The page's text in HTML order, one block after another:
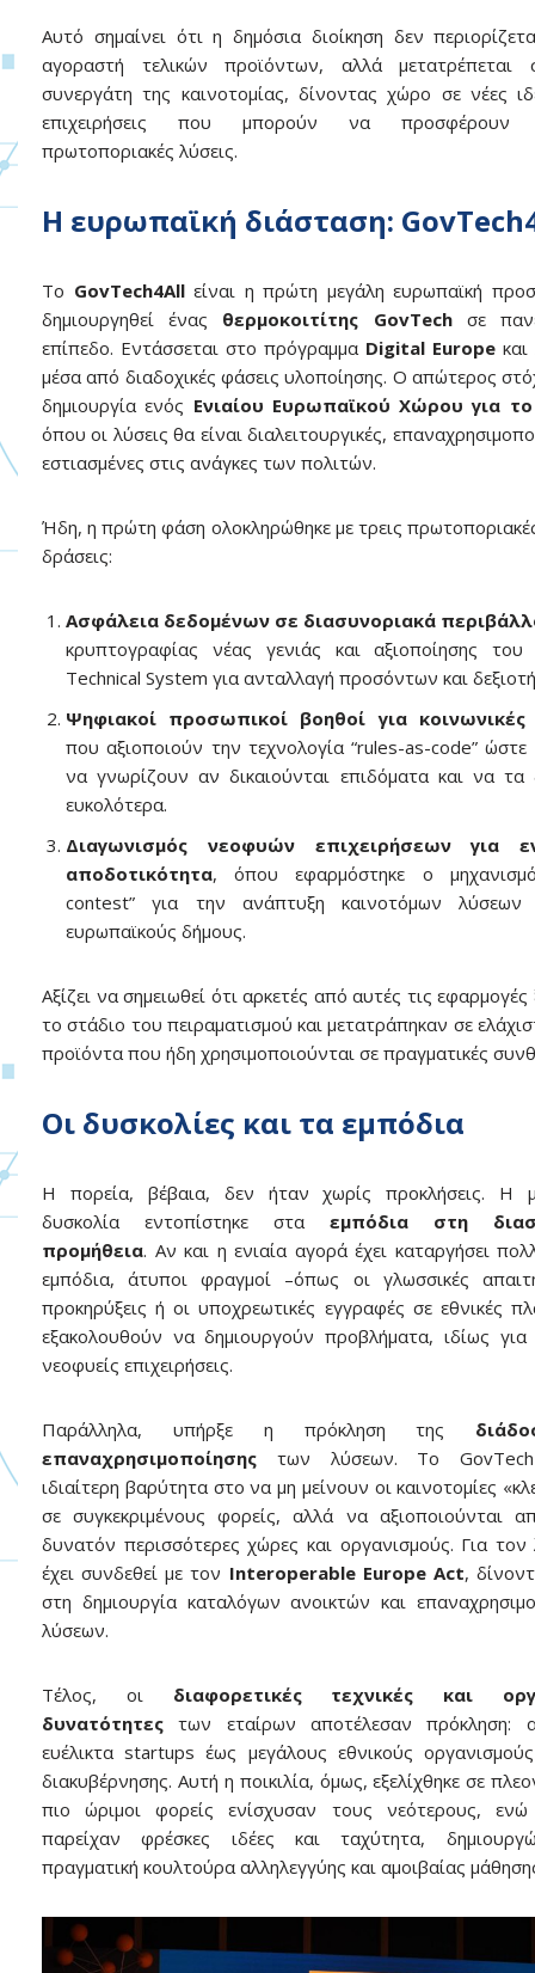
Αυτό σημαίνει ότι η δημόσια διοίκηση δεν
αγοραστή τελικών προϊόντων, αλλά μετατρέπεται
συνεργάτη της καινοτομίας, δίνοντας χώρο σε νέες
επιχειρήσεις που μπορούν να προσφέρουν
πρωτοποριακές λύσεις.
Η ευρωπαϊκή διάσταση:
Το GovTech4Allείναι η πρώτη μεγάλη ευρωπαϊκή
δημιουργηθεί ένας θερμοκοιτίτης GovTechσε
επίπεδο. Εντάσσεται στο πρόγραμμα Digital Europe και
μέσα από διαδοχικές φάσεις υλοποίησης. Ο απώτερος
δημιουργία ενός Ενιαίου Ευρωπαϊκού Χώρου για
όπου οι λύσεις θα είναι διαλειτουργικές,
εστιασμένες στις ανάγκες των πολιτών.
Ήδη, η πρώτη φάση ολοκληρώθηκε με τρεις
δράσεις:
Ασφάλεια δεδομένων σε διασυνοριακά
κρυπτογραφίας νέας γενιάς και αξιοποίησης του
Technical System για ανταλλαγή προσόντων και
Ψηφιακοί προσωπικοί βοηθοί για
που αξιοποιούν την τεχνολογία “rules-as-code” ώστε
να γνωρίζουν αν δικαιούνται επιδόματα και να τα
ευκολότερα.
Διαγωνισμός νεοφυών επιχειρήσεων για
αποδοτικότητα, όπου εφαρμόστηκε ο
contest” για την ανάπτυξη καινοτόμων
ευρωπαϊκούς δήμους.
Αξίζει να σημειωθεί ότι αρκετές από αυτές τις
το στάδιο του πειραματισμού και μετατράπηκαν σε
προϊόντα που ήδη χρησιμοποιούνται σε πραγματικές
Οι δυσκολίες και τα εμπόδια
Η πορεία, βέβαια, δεν ήταν χωρίς προκλήσεις. Η
δυσκολία εντοπίστηκε στα εμπόδια στη
προμήθεια. Αν και η ενιαία αγορά έχει καταργήσει
εμπόδια, άτυποι φραγμοί –όπως οι γλωσσικές
προκηρύξεις ή οι υποχρεωτικές εγγραφές σε εθνικές
εξακολουθούν να δημιουργούν προβλήματα, ιδίως για
νεοφυείς επιχειρήσεις.
Παράλληλα, υπήρξε η πρόκληση της
επαναχρησιμοποίησης των λύσεων. Το
ιδιαίτερη βαρύτητα στο να μη μείνουν οι καινοτομίες
σε συγκεκριμένους φορείς, αλλά να αξιοποιούνται
δυνατόν περισσότερες χώρες και οργανισμούς. Για
έχει συνδεθεί με τον Interoperable Europe Act,
στη δημιουργία καταλόγων ανοικτών και
λύσεων.
Τέλος, οι διαφορετικές τεχνικές και
δυνατότητες των εταίρων αποτέλεσαν πρόκληση:
ευέλικτα startups έως μεγάλους εθνικούς
διακυβέρνησης. Αυτή η ποικιλία, όμως, εξελίχθηκε σε
πιο ώριμοι φορείς ενίσχυσαν τους νεότερους, ενώ
παρείχαν φρέσκες ιδέες και ταχύτητα,
πραγματική κουλτούρα αλληλεγγύης και αμοιβαίας